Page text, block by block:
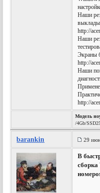
Наши
http://
Наши
Экраны
http://
Наши
http://
Модель
/4Gb/
barankin 29
В